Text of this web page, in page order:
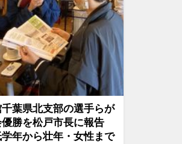
葉県北支部の選手らが
優勝を松戸市長に報告
年から壮年・女性まで